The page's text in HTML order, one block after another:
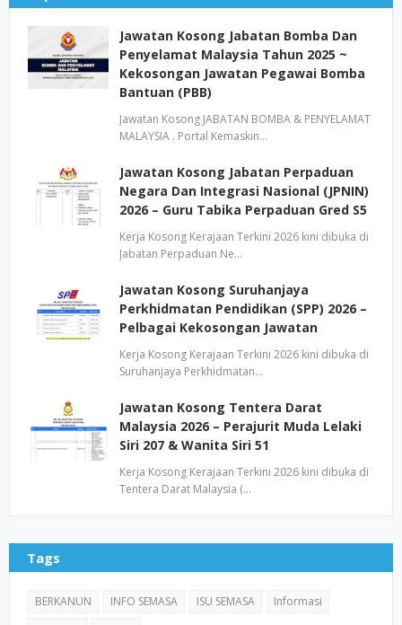
Jawatan Kosong Jabatan Bomba Dan
Penyelamat Malaysia Tahun 2025 ~
Kekosongan Jawatan Pegawai Bomba
Bantuan (PBB)
Jawatan Kosong JABATAN BOMBA & PENYELAMAT
MALAYSIA . Portal Kemaskin…
Jawatan Kosong Jabatan Perpaduan
Negara Dan Integrasi Nasional (JPNIN)
2026 – Guru Tabika Perpaduan Gred S5
Kerja Kosong Kerajaan Terkini 2026 kini dibuka di
Jabatan Perpaduan Ne…
Jawatan Kosong Suruhanjaya
Perkhidmatan Pendidikan (SPP) 2026 –
Pelbagai Kekosongan Jawatan
Kerja Kosong Kerajaan Terkini 2026 kini dibuka di
Suruhanjaya Perkhidmatan…
Jawatan Kosong Tentera Darat
Malaysia 2026 – Perajurit Muda Lelaki
Siri 207 & Wanita Siri 51
Kerja Kosong Kerajaan Terkini 2026 kini dibuka di
Tentera Darat Malaysia (…
Tags
BERKANUN INFO SEMASA ISU SEMASA
Informasi